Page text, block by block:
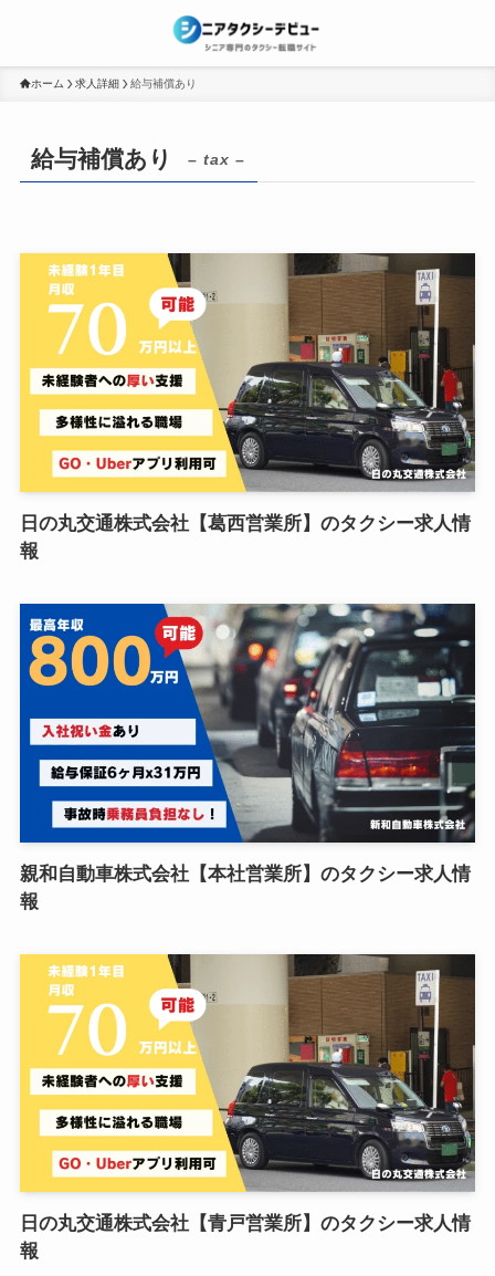
ホーム 求人詳細 給与補償あり
給与補償あり – tax –
日の丸交通株式会社【葛西営業所】のタクシー求人情
報
親和自動車株式会社【本社営業所】のタクシー求人情
報
日の丸交通株式会社【青戸営業所】のタクシー求人情
報